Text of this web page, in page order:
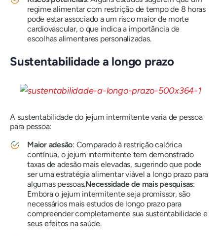
regime alimentar com restrição de tempo de 8 horas
pode estar associado a um risco maior de morte
cardiovascular, o que indica a importância de
escolhas alimentares personalizadas.
Sustentabilidade a longo prazo
A sustentabilidade do jejum intermitente varia de pessoa
para pessoa:
Maior adesão: Comparado à restrição calórica
contínua, o jejum intermitente tem demonstrado
taxas de adesão mais elevadas, sugerindo que pode
ser uma estratégia alimentar viável a longo prazo para
algumas pessoas.Necessidade de mais pesquisas:
Embora o jejum intermitente seja promissor, são
necessários mais estudos de longo prazo para
compreender completamente sua sustentabilidade e
seus efeitos na saúde.